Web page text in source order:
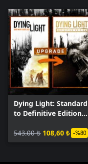
Dying Light: Standard
to Definitive Edition
543,00 ₺ 108,60 ₺ -%80